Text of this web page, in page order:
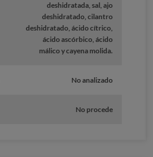
deshidratada, sal, ajo
deshidratado, cilantro
deshidratado, ácido cítrico,
ácido ascórbico, ácido
málico y cayena molida.
No analizado
No procede